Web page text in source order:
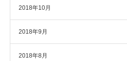
2018年10月
2018年9月
2018年8月